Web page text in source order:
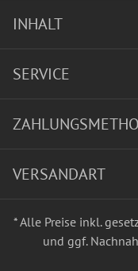
INHALT
SERVICE
VERSANDART
* Alle Preise inkl.
und ggf.